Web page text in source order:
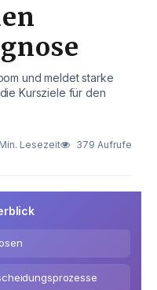
und meldet starke
Kursziele für den
Lesezeit 379 Aufrufe